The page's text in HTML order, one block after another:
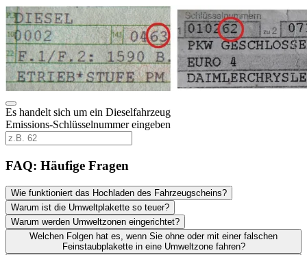
Es handelt sich um ein Dieselfahrzeug
Emissions-Schlüsselnummer eingeben
FAQ: Häufige Fragen
Wie funktioniert das Hochladen des Fahrzeugscheins?
Warum ist die Umweltplakette so teuer?
Warum werden Umweltzonen eingerichtet?
Welchen Folgen hat es, wenn Sie ohne oder mit einer falschen
Feinstaubplakette in eine Umweltzone fahren?